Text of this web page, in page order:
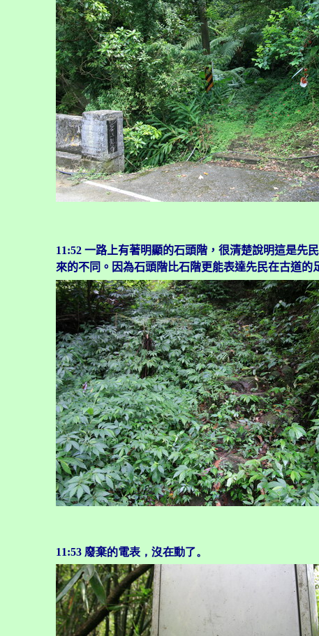
11:52 一路上有著明顯的石頭階，很清楚說明這是先
來的不同。因為石頭階比石階更能表達先民在古道的
11:53 廢棄的電表，沒在動了。